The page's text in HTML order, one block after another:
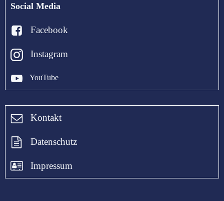
Social Media
Facebook
Instagram
YouTube
Kontakt
Datenschutz
Impressum